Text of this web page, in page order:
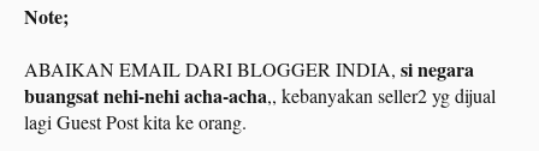
Note;
ABAIKAN EMAIL DARI BLOGGER INDIA, si negara
buangsat nehi-nehi acha-acha,, kebanyakan seller2 yg dijual
lagi Guest Post kita ke orang.